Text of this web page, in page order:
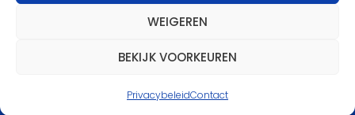
WEIGEREN
BEKIJK VOORKEUREN
PrivacybeleidContact
Meld je aan voor de nieuwsbrief en blijf
ontwikkelingen binnen onze